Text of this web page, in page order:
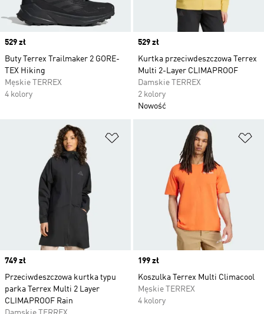
Price
529 zł
Buty Terrex Trailmaker 2 GORE-
TEX Hiking
Męskie TERREX
4 kolory
Price
529 zł
Kurtka przeciwdeszczowa Terrex
Multi 2-Layer CLIMAPROOF
Damskie TERREX
2 kolory
Nowość
Dodaj do listy życzeń
Price
749 zł
Przeciwdeszczowa kurtka typu
parka Terrex Multi 2 Layer
CLIMAPROOF Rain
Price
199 zł
Koszulka Terrex Multi Climacool
Męskie TERREX
4 kolory